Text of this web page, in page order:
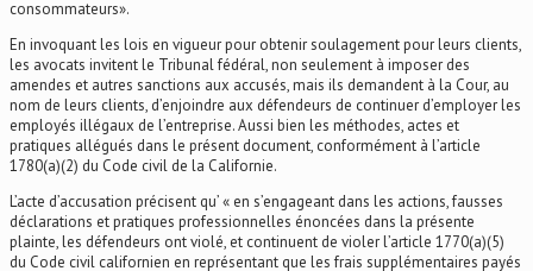
consommateurs».
En invoquant les lois en vigueur pour obtenir soulagement pour leurs clients,
les avocats invitent le Tribunal fédéral, non seulement à imposer des
amendes et autres sanctions aux accusés, mais ils demandent à la Cour, au
nom de leurs clients, d’enjoindre aux défendeurs de continuer d’employer les
employés illégaux de l’entreprise. Aussi bien les méthodes, actes et
pratiques allégués dans le présent document, conformément à l’article
1780(a)(2) du Code civil de la Californie.
L’acte d’accusation précisent qu’ « en s’engageant dans les actions, fausses
déclarations et pratiques professionnelles énoncées dans la présente
plainte, les défendeurs ont violé, et continuent de violer l’article 1770(a)(5)
du Code civil californien en représentant que les frais supplémentaires payés